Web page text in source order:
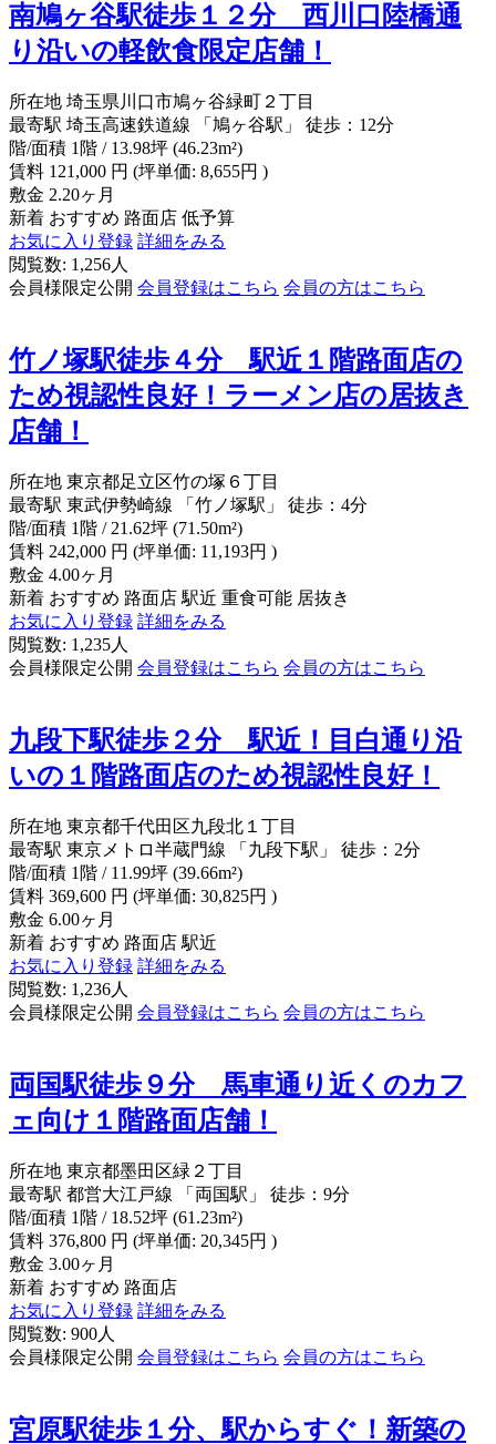
南鳩ヶ谷駅徒歩１２分 西川口陸橋通
り沿いの軽飲食限定店舗！
所在地 埼玉県川口市鳩ヶ谷緑町２丁目
最寄駅 埼玉高速鉄道線 「鳩ヶ谷駅」 徒歩：12分
階/面積 1階 / 13.98坪 (46.23m²)
賃料 121,000 円 (坪単価: 8,655円 )
敷金 2.20ヶ月
新着 おすすめ 路面店 低予算
お気に入り登録 詳細をみる
閲覧数: 1,256人
会員様限定公開 会員登録はこちら 会員の方はこちら
竹ノ塚駅徒歩４分 駅近１階路面店の
ため視認性良好！ラーメン店の居抜き
店舗！
所在地 東京都足立区竹の塚６丁目
最寄駅 東武伊勢崎線 「竹ノ塚駅」 徒歩：4分
階/面積 1階 / 21.62坪 (71.50m²)
賃料 242,000 円 (坪単価: 11,193円 )
敷金 4.00ヶ月
新着 おすすめ 路面店 駅近 重食可能 居抜き
お気に入り登録 詳細をみる
閲覧数: 1,235人
会員様限定公開 会員登録はこちら 会員の方はこちら
九段下駅徒歩２分 駅近！目白通り沿
いの１階路面店のため視認性良好！
所在地 東京都千代田区九段北１丁目
最寄駅 東京メトロ半蔵門線 「九段下駅」 徒歩：2分
階/面積 1階 / 11.99坪 (39.66m²)
賃料 369,600 円 (坪単価: 30,825円 )
敷金 6.00ヶ月
新着 おすすめ 路面店 駅近
お気に入り登録 詳細をみる
閲覧数: 1,236人
会員様限定公開 会員登録はこちら 会員の方はこちら
両国駅徒歩９分 馬車通り近くのカフ
ェ向け１階路面店舗！
所在地 東京都墨田区緑２丁目
最寄駅 都営大江戸線 「両国駅」 徒歩：9分
階/面積 1階 / 18.52坪 (61.23m²)
賃料 376,800 円 (坪単価: 20,345円 )
敷金 3.00ヶ月
新着 おすすめ 路面店
お気に入り登録 詳細をみる
閲覧数: 900人
会員様限定公開 会員登録はこちら 会員の方はこちら
宮原駅徒歩１分、駅からすぐ！新築の